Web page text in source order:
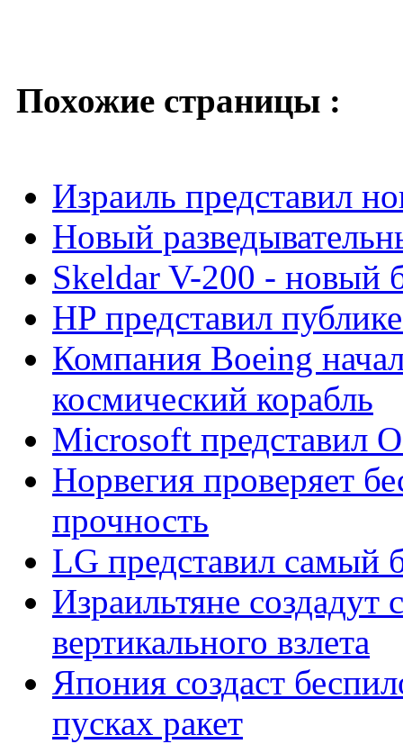
Похожие страницы :
Израиль представил
Новый
Skeldar V-200 - новый
HP представил
Компания Boeing
космический корабль
Microsoft представил
Норвегия проверяет
прочность
LG представил самый
Израильтяне создадут
вертикального взлета
Япония создаст
пусках ракет